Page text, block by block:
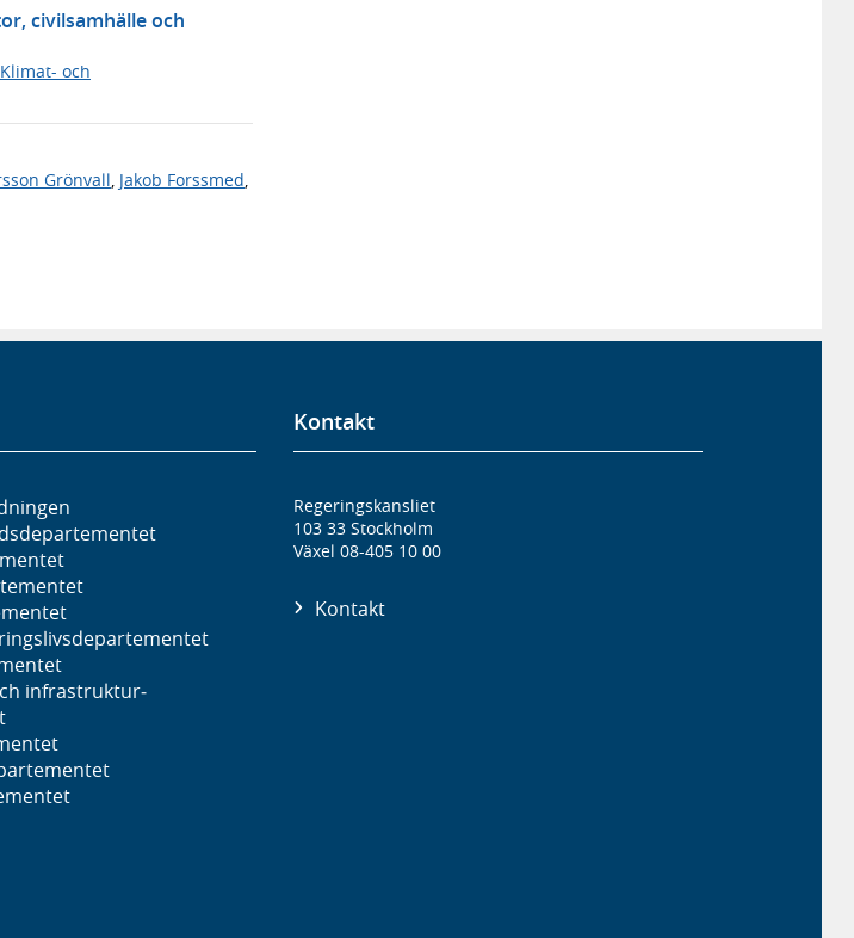
civilsamhälle och
Klimat- och
Grönvall, Jakob Forssmed,
infrastruktur­
Kontakt
Regeringskansliet
103 33 Stockholm
Växel 08-405 10 00
Kontakt